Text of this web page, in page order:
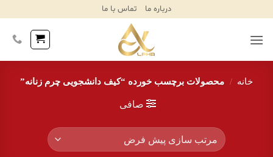
Content
درباره ما تماس با ما
خانه / محصولات برچسب خورده “کیف دانشجویی چرم زنانه”
صافی